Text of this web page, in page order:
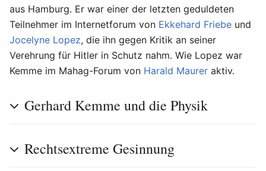
aus Hamburg. Er war einer der letzten geduldeten
Teilnehmer im Internetforum von Ekkehard Friebe und
Jocelyne Lopez, die ihn gegen Kritik an seiner
Verehrung für Hitler in Schutz nahm. Wie Lopez war
Kemme im Mahag-Forum von Harald Maurer aktiv.
Gerhard Kemme und die Physik
Rechtsextreme Gesinnung